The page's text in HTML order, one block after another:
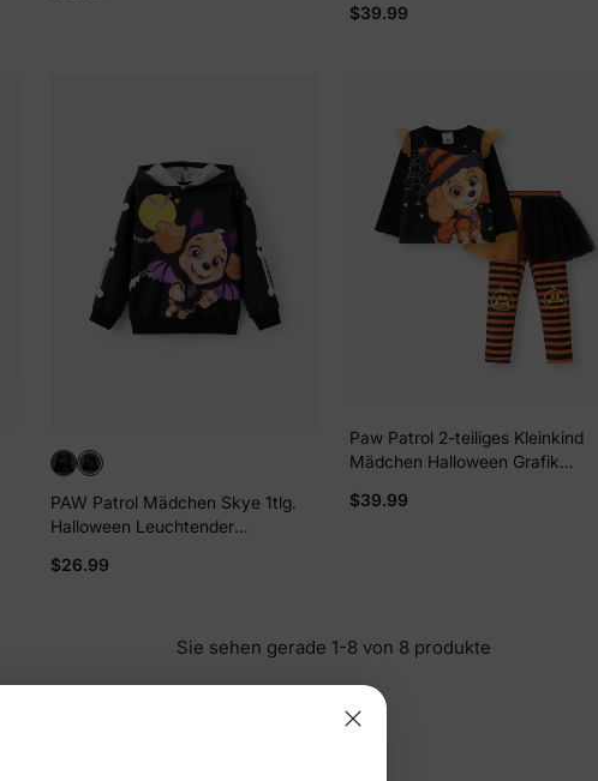
schwarz
$39.99
PAW Patrol Mädchen Skye 1tlg.
Halloween Leuchtender
$26.99
Paw Patrol 2-teiliges Kleinkind
Mädchen Halloween Grafik
Mesh Rock Leggings Set
$39.99
Sie sehen gerade 1-8 von 8 produkte